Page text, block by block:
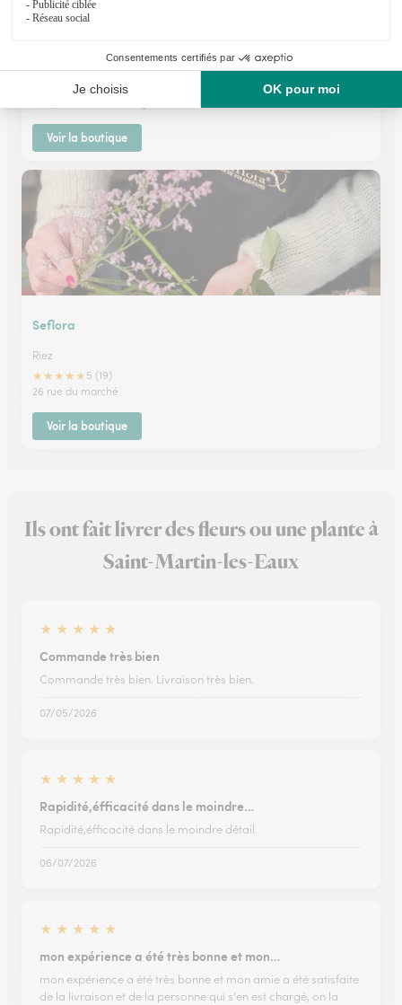
APT
★★ 4.6 (76)
Voir la boutique
Seflora
Riez
★★★★★ 5 (19)
26 rue du marché
Voir la boutique
Ils ont fait livrer des fleurs ou une plante à
Saint-Martin-les-Eaux
★ ★ ★ ★ ★
Commande très bien
Commande très bien. Livraison très bien.
07/05/2026
★ ★ ★ ★ ★
Rapidité,éfficacité dans le moindre…
Rapidité,éfficacité dans le moindre détail.
06/07/2026
★ ★ ★ ★ ★
mon expérience a été très bonne et mon…
mon expérience a été très bonne et mon amie a été satisfaite
de la livraison et de la personne qui s'en est chargé, on la